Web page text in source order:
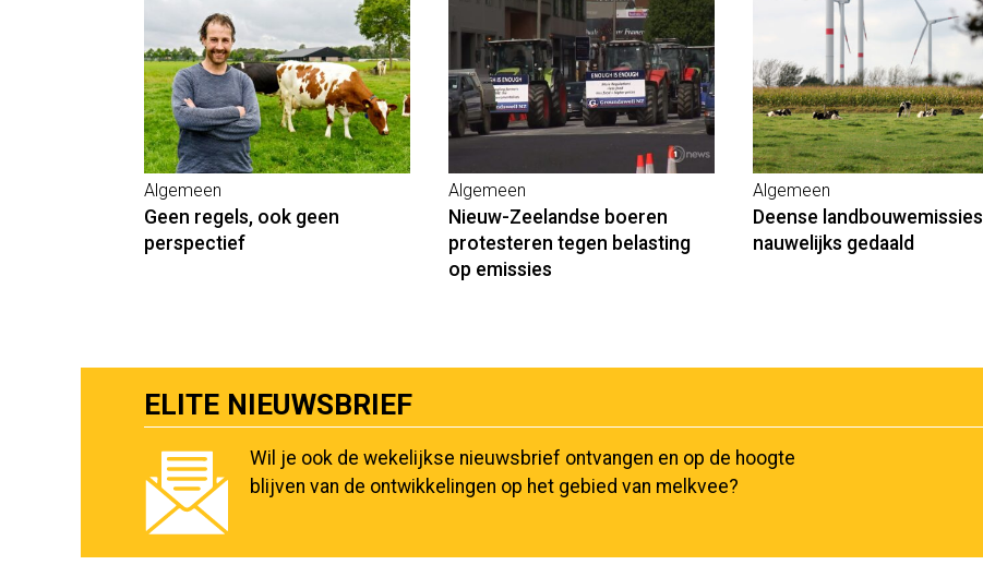
Algemeen
Geen regels, ook geen
perspectief
Algemeen
Nieuw-Zeelandse boeren
protesteren tegen belasting
op emissies
Algemeen
Deense landbouwemissies
nauwelijks gedaald
ELITE NIEUWSBRIEF
Wil je ook de wekelijkse nieuwsbrief ontvangen en op de hoogte
blijven van de ontwikkelingen op het gebied van melkvee?